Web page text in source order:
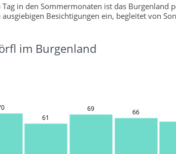
in den Sommermonaten ist das
Besichtigungen ein, begleitet von
im Burgenland
61
69 66